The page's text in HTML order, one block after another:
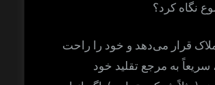
نگاه کرد؟
قرار می‌دهد و خود را راحت
به مرجع تقلید خود